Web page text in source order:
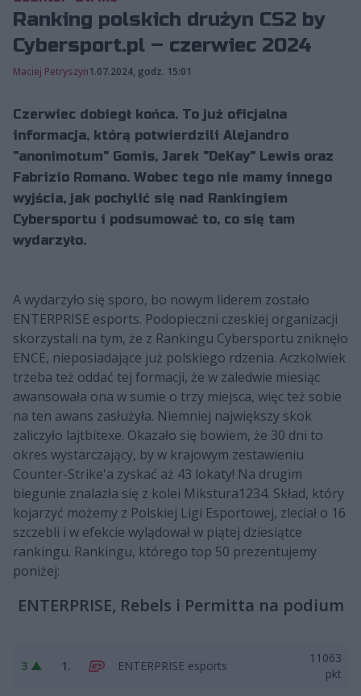
Ranking polskich drużyn CS2 by
Cybersport.pl – czerwiec 2024
Maciej Petryszyn1.07.2024, godz. 15:01
Czerwiec dobiegł końca. To już oficjalna
informacja, którą potwierdzili Alejandro
"anonimotum" Gomis, Jarek "DeKay" Lewis oraz
Fabrizio Romano. Wobec tego nie mamy innego
wyjścia, jak pochylić się nad Rankingiem
Cybersportu i podsumować to, co się tam
wydarzyło.
A wydarzyło się sporo, bo nowym liderem zostało
ENTERPRISE esports. Podopieczni czeskiej organizacji
skorzystali na tym, że z Rankingu Cybersportu zniknęło
ENCE, nieposiadające już polskiego rdzenia. Aczkolwiek
trzeba też oddać tej formacji, że w zaledwie miesiąc
awansowała ona w sumie o trzy miejsca, więc też sobie
na ten awans zasłużyła. Niemniej największy skok
zaliczyło lajtbitexe. Okazało się bowiem, że 30 dni to
okres wystarczający, by w krajowym zestawieniu
Counter-Strike'a zyskać aż 43 lokaty! Na drugim
biegunie znalazła się z kolei Mikstura1234. Skład, który
kojarzyć możemy z Polskiej Ligi Esportowej, zleciał o 16
szczebli i w efekcie wylądował w piątej dziesiątce
rankingu. Rankingu, którego top 50 prezentujemy
poniżej:
ENTERPRISE, Rebels i Permitta na podium
3 ▲ 1. ENTERPRISE esports
11063
pkt